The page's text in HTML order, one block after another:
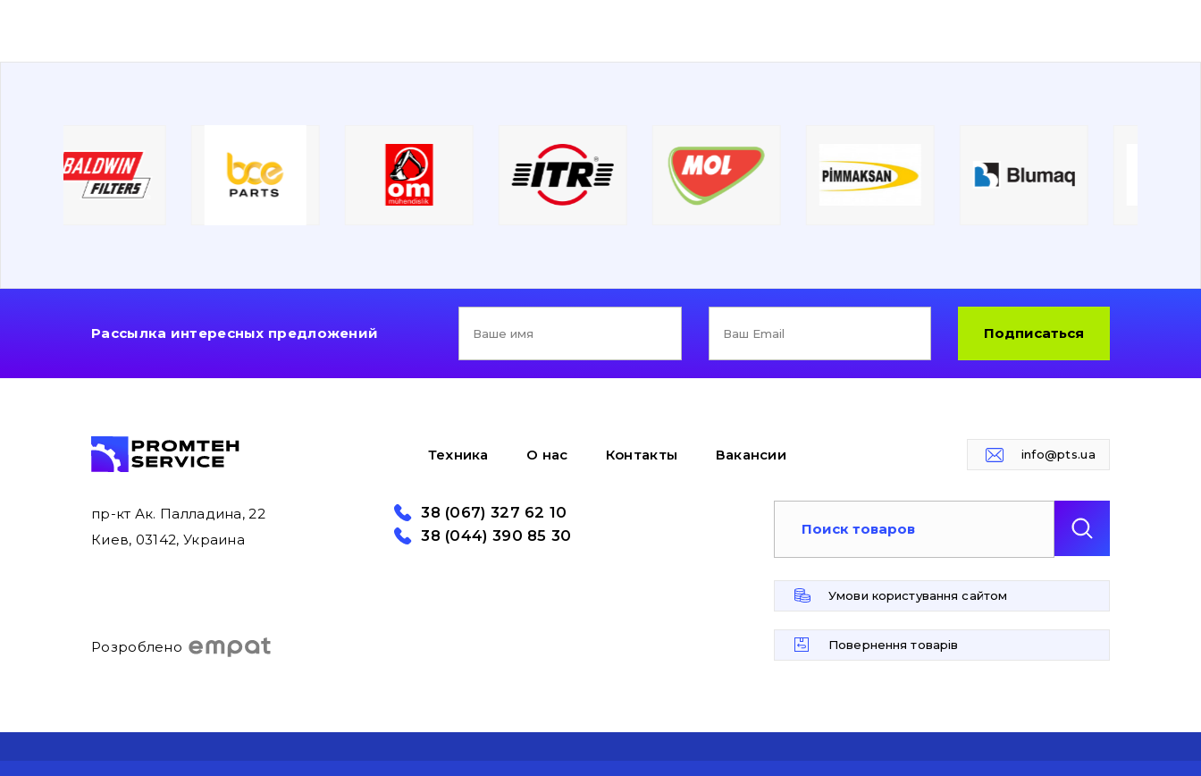
Рассылка интересных предложений Подписаться
Техника О нас Контакты Вакансии info@pts.ua
пр-кт Ак. Палладина, 22
Киев, 03142, Украина
Розроблено
38 (067) 327 62 10
38 (044) 390 85 30
Умови користування сайтом
Повернення товарів